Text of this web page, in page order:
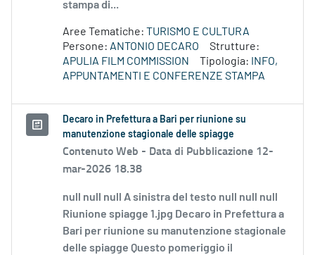
stampa di...
Aree Tematiche: TURISMO E CULTURA
Persone: ANTONIO DECARO
Strutture:
APULIA FILM COMMISSION
Tipologia:
INFO,
APPUNTAMENTI E CONFERENZE STAMPA
Decaro in Prefettura a Bari per riunione su
manutenzione stagionale delle spiagge
Contenuto Web - Data di Pubblicazione 12-
mar-2026 18.38
null null null A sinistra del testo null null null
Riunione spiagge 1.jpg Decaro in Prefettura a
Bari per riunione su manutenzione stagionale
delle spiagge Questo pomeriggio il